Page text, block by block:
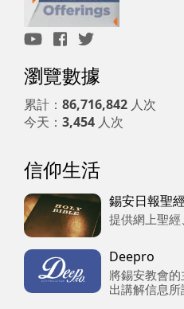
瀏覽數據
累計： 86,716,842 人次
今天： 3,454 人次
信仰生活
錫安日報聖
提供網上聖
Deepro
將錫安教會
出講解信息